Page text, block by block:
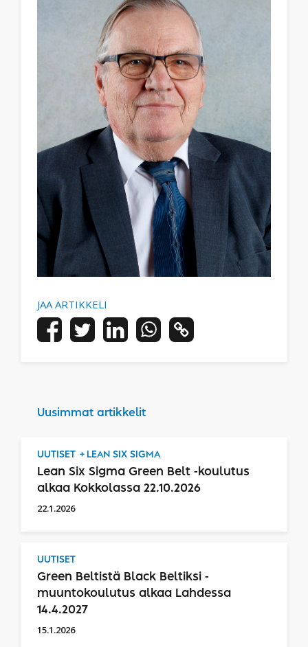
JAA ARTIKKELI
Uusimmat artikkelit
UUTISET LEAN SIX SIGMA
Lean Six Sigma Green Belt -koulutus
alkaa Kokkolassa 22.10.2026
22.1.2026
UUTISET
Green Beltistä Black Beltiksi -
muuntokoulutus alkaa Lahdessa
14.4.2027
15.1.2026